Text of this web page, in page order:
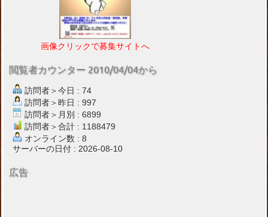
画像クリックで募集サイトへ
閲覧者カウンター 2010/04/04から
訪問者＞今日 : 74
訪問者＞昨日 : 997
訪問者＞月別 : 6899
訪問者＞合計 : 1188479
オンライン数 : 8
サーバーの日付 : 2026-08-10
広告